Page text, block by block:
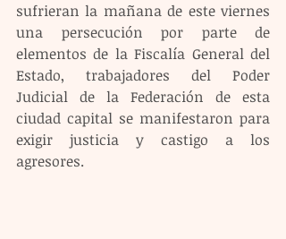
sufrieran la mañana de este viernes
una persecución por parte de
elementos de la Fiscalía General del
Estado, trabajadores del Poder
Judicial de la Federación de esta
ciudad capital se manifestaron para
exigir justicia y castigo a los
agresores.